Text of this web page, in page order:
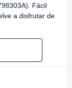
Fácil
a disfrutar de